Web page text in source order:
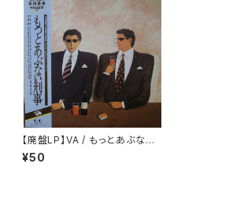
【廃盤LP】VA / もっとあぶない
刑事 -Original Soundtrack-
¥50